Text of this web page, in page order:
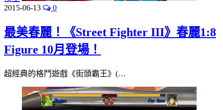
2015-06-13
0
最美春麗！《Street Fighter III》春麗1:8
Figure 10月登場！
超經典的格鬥遊戲《街頭霸王》(…